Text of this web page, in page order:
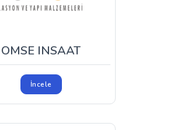
OMSE INSAAT
İncele